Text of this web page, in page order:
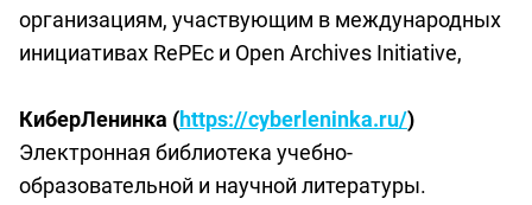
организациям, участвующим в международных
инициативах RePEc и Open Archives Initiative,
КиберЛенинка (https://cyberleninka.ru/)
Электронная библиотека учебно-
образовательной и научной литературы.